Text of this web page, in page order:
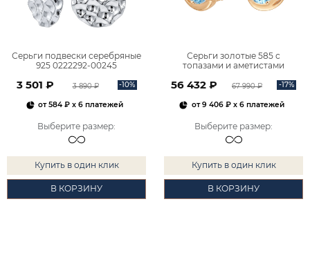
Серьги подвески серебряные
925 0222292-00245
3 501 ₽ 3 890 ₽ -10%
от584 ₽ x 6 платежей
Выберите размер:
Купить в один клик
В КОРЗИНУ
Серьги золотые 585 с
топазами и аметистами
56 432 ₽ 67 990 ₽ -17%
от9 406 ₽x 6 платежей
Выберите размер:
Купить в один клик
В КОРЗИНУ